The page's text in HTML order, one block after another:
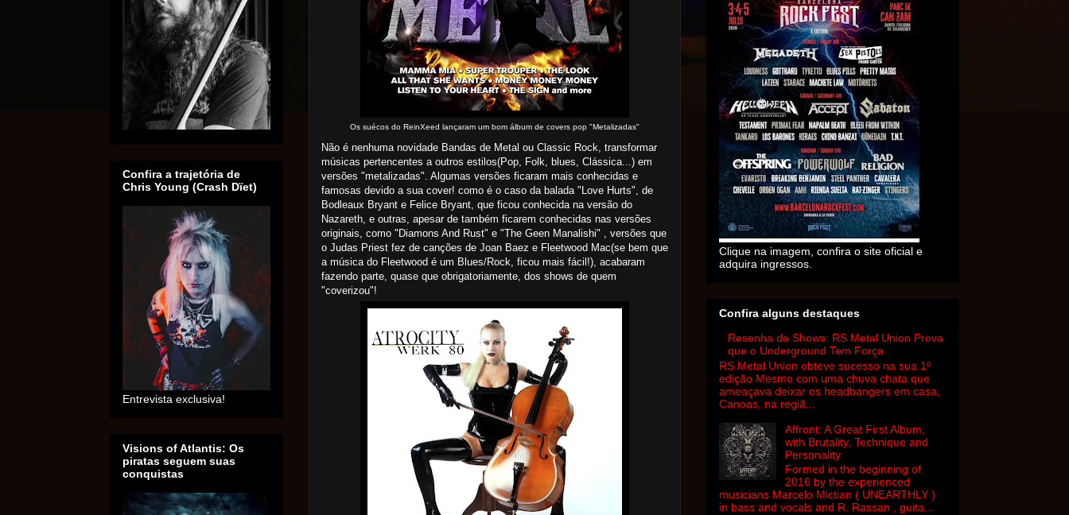
Os suécos do ReinXeed lançaram um bom álbum de covers pop "Metalizadas"
Não é nenhuma novidade Bandas de Metal ou Classic Rock, transformar
músicas pertencentes a outros estilos(Pop, Folk, blues, Clássica...) em
versões "metalizadas". Algumas versões ficaram mais conhecidas e
famosas devido a sua cover! como é o caso da balada "Love Hurts", de
Bodleaux Bryant e Felice Bryant, que ficou conhecida na versão do
Nazareth, e outras, apesar de também ficarem conhecidas nas versões
originais, como "Diamons And Rust" e "The Geen Manalishi" , versões que
o Judas Priest fez de canções de Joan Baez e Fleetwood Mac(se bem que
a música do Fleetwood é um Blues/Rock, ficou mais fácil!), acabaram
fazendo parte, quase que obrigatoriamente, dos shows de quem
"coverizou"!
Confira a trajetória de
Chris Young (Crash Dïet)
Entrevista exclusiva!
Visions of Atlantis: Os
piratas seguem suas
conquistas
Clique na imagem, confira o site oficial e
adquira ingressos.
Confira alguns destaques
Resenha de Shows: RS Metal Union Prova
que o Underground Tem Força
RS Metal Union obteve sucesso na sua 1º
edição Mesmo com uma chuva chata que
ameaçava deixar os headbangers em casa,
Canoas, na regiã...
Affront: A Great First Album,
with Brutality, Technique and
Personality
Formed in the beginning of
2016 by the experienced
musicians Marcelo Mictian ( UNEARTHLY )
in bass and vocals and R. Rassan , guita...